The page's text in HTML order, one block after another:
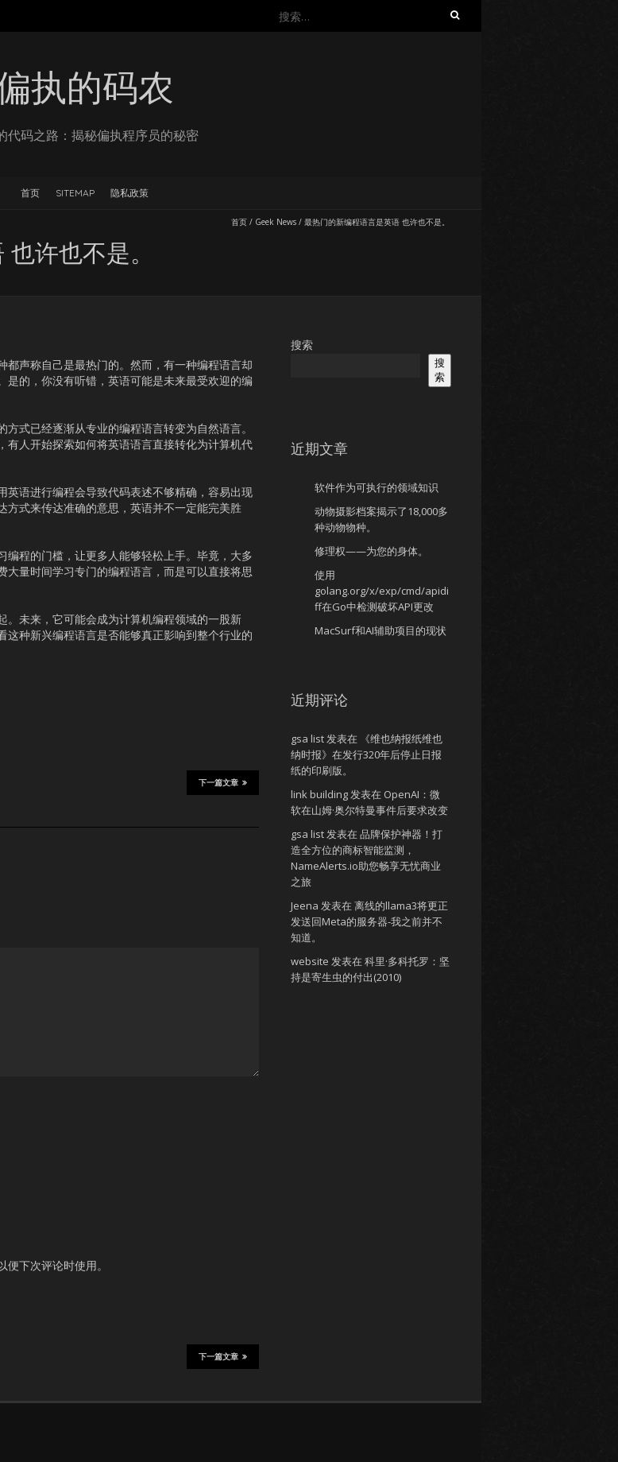
搜
执的码农
代码之路：揭秘偏执程序员的秘密
首页 SITEMAP 隐私政策
首页 / Geek News / 最热门的新编程语言是英语 也许也不是。
许也不是。
声称自己是最热门的。然而，有一种编程语言却
的，你没有听错，英语可能是未来最受欢迎的编
式已经逐渐从专业的编程语言转变为自然语言。
人开始探索如何将英语语言直接转化为计算机代
语进行编程会导致代码表述不够精确，容易出现
式来传达准确的意思，英语并不一定能完美胜
程的门槛，让更多人能够轻松上手。毕竟，大多
量时间学习专门的编程语言，而是可以直接将思
未来，它可能会成为计算机编程领域的一股新
种新兴编程语言是否能够真正影响到整个行业的
下一篇文章
下次评论时使用。
下一篇文章
搜索
搜
索
近期文章
软件作为可执行的领域知识
动物摄影档案揭示了18,000多
种动物物种。
修理权——为您的身体。
使用
golang.org/x/exp/cmd/apidi
ff在Go中检测破坏API更改
MacSurf和AI辅助项目的现状
近期评论
gsa list发表在
《维也纳报纸维也
纳时报》在发行320年后停止日报
纸的印刷版。
link building发表在 OpenAI：微
软在山姆·奥尔特曼事件后要求改变
gsa list发表在 品牌保护神器！打
造全方位的商标智能监测，
NameAlerts.io助您畅享无忧商业
之旅
Jeena 发表在 离线的llama3将更正
发送回Meta的服务器-我之前并不
知道。
website 发表在 科里·多科托罗：坚
持是寄生虫的付出(2010)